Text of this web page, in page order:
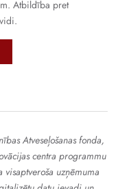
Atbildība pret
Atveseļošanas fonda,
centra programmu
visaptveroša uzņēmuma